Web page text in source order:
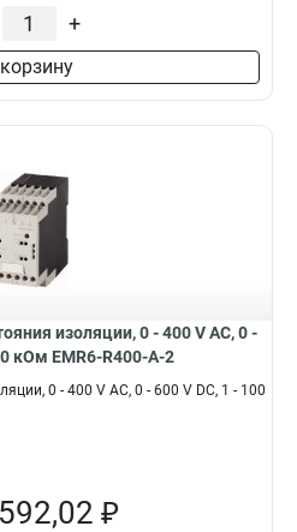
+
изоляции, 0 - 400 V AC, 0 -
кОм EMR6-R400-A-2
0 - 400 V AC, 0 - 600 V DC, 1 - 100
₽